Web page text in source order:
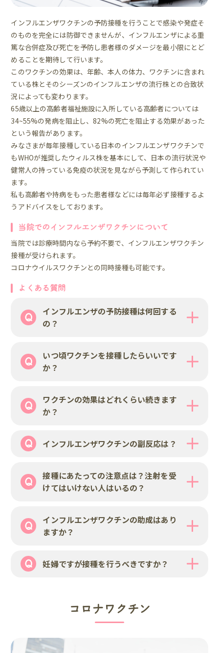
インフルエンザワクチンの予防接種を行うことで感染や発症そ
のものを完全には防御できませんが、インフルエンザによる重
篤な合併症及び死亡を予防し患者様のダメージを最小限にとど
めることを期待して行います。
このワクチンの効果は、年齢、本人の体力、ワクチンに含まれ
ている株とそのシーズンのインフルエンザの流行株との合致状
況によっても変わります。
65歳以上の高齢者福祉施設に入所している高齢者については
34~55%の発病を阻止し、82%の死亡を阻止する効果があった
という報告があります。
みなさまが毎年接種している日本のインフルエンザワクチンで
もWHOが推奨したウィルス株を基本にして、日本の流行状況や
健常人の持っている免疫の状況を見ながら予測して作られてい
ます。
私も高齢者や持病をもった患者様などには毎年必ず接種するよ
うアドバイスをしております。
当院でのインフルエンザワクチンについて
当院では診療時間内なら予約不要で、インフルエンザワクチン
接種が受けられます。
コロナウイルスワクチンとの同時接種も可能です。
よくある質問
インフルエンザの予防接種は何回する
の？
いつ頃ワクチンを接種したらいいです
か？
ワクチンの効果はどれくらい続きます
か？
インフルエンザワクチンの副反応は？
接種にあたっての注意点は？注射を受
けてはいけない人はいるの？
インフルエンザワクチンの助成はあり
ますか？
妊婦ですが接種を行うべきですか？
コロナワクチン